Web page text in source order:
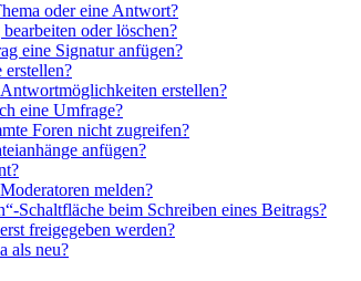
oder eine Antwort?
oder löschen?
eine Signatur anfügen?
erstellen?
eine Umfrage?
Foren nicht zugreifen?
anfügen?
melden?
Schaltfläche beim Schreiben eines Beitrags?
freigegeben werden?
als neu?